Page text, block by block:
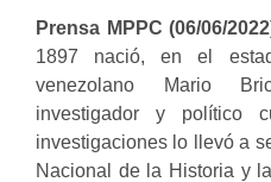
Prensa MPPC (06/06/
1897 nació, en el
venezolano Mario
investigador y político
investigaciones lo llevó a
Nacional de la Historia y